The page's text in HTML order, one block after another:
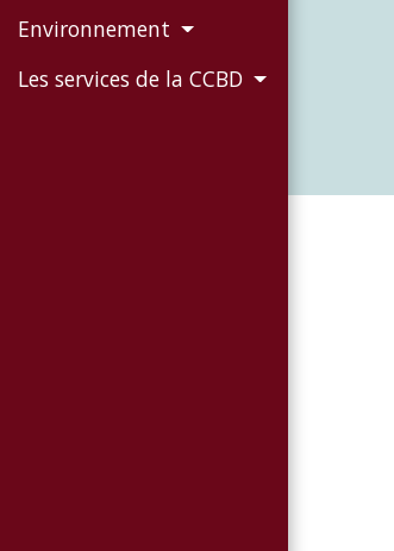
Environnement
Les services de la CCBD